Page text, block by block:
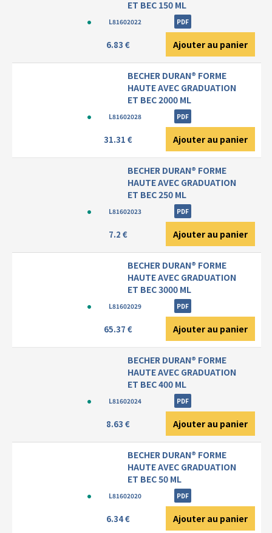
ET BEC 150 ML
L81602022 PDF
6.83 € Ajouter au panier
BECHER DURAN® FORME
HAUTE AVEC GRADUATION
ET BEC 2000 ML
L81602028 PDF
31.31 € Ajouter au panier
BECHER DURAN® FORME
HAUTE AVEC GRADUATION
ET BEC 250 ML
L81602023 PDF
7.2 € Ajouter au panier
BECHER DURAN® FORME
HAUTE AVEC GRADUATION
ET BEC 3000 ML
L81602029 PDF
65.37 € Ajouter au panier
BECHER DURAN® FORME
HAUTE AVEC GRADUATION
ET BEC 400 ML
L81602024 PDF
8.63 € Ajouter au panier
BECHER DURAN® FORME
HAUTE AVEC GRADUATION
ET BEC 50 ML
L81602020 PDF
6.34 € Ajouter au panier